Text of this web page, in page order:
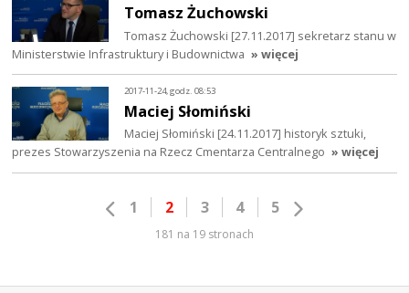
Tomasz Żuchowski
Tomasz Żuchowski [27.11.2017] sekretarz stanu w
Ministerstwie Infrastruktury i Budownictwa » więcej
2017-11-24, godz. 08:53
Maciej Słomiński
Maciej Słomiński [24.11.2017] historyk sztuki,
prezes Stowarzyszenia na Rzecz Cmentarza Centralnego » więcej
1 2 3 4 5
181 na 19 stronach